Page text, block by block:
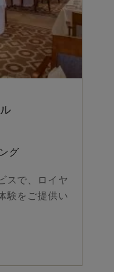
グ
スで、ロイヤ
験をご提供い